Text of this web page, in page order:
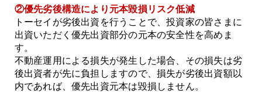
②優先劣後構造により元本毀損リスク低減
トーセイが劣後出資を行うことで、投資家の皆さまに
出資いただく優先出資部分の元本の安全性を高めま
す。
不動産運用による損失が発生した場合、その損失は劣
後出資者が先に負担しますので、損失が劣後出資額以
内であれば、優先出資元本は毀損しません。